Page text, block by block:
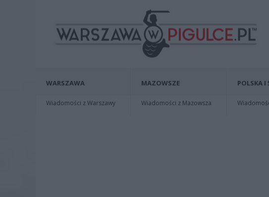
WARSZAWA
Wiadomości z Warszawy
MAZOWSZE
Wiadomości z Mazowsza
POLSKA I